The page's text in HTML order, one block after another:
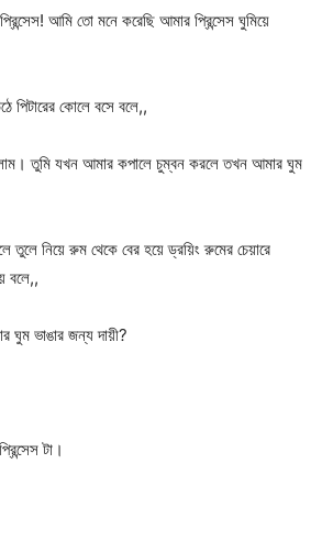
আমি তো মনে করেছি আমার প্রিন্সেস ঘুমিয়ে
পিটারের কোলে বসে বলে,,
তুমি যখন আমার কপালে চুম্বন করলে তখন আমার ঘুম
তুলে নিয়ে রুম থেকে বের হয়ে ড্রয়িং রুমের চেয়ারে
বলে,,
ঘুম ভাঙার জন্য দায়ী?
টা।